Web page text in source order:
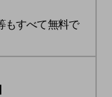
もすべて無料で